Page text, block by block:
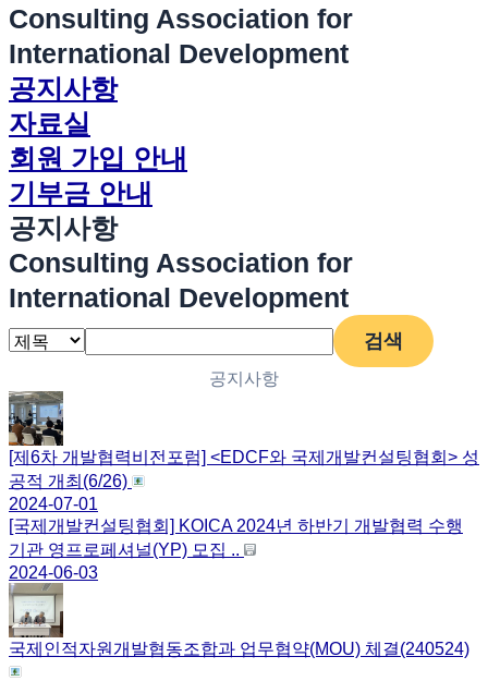
Consulting Association for
International Development
공지사항
자료실
회원 가입 안내
기부금 안내
공지사항
Consulting Association for
International Development
검색
공지사항
[제6차 개발협력비전포럼] <EDCF와 국제개발컨설팅협회> 성
공적 개최(6/26)
2024-07-01
[국제개발컨설팅협회] KOICA 2024년 하반기 개발협력 수행
기관 영프로페셔널(YP) 모집 ..
2024-06-03
국제인적자원개발협동조합과 업무협약(MOU) 체결(240524)